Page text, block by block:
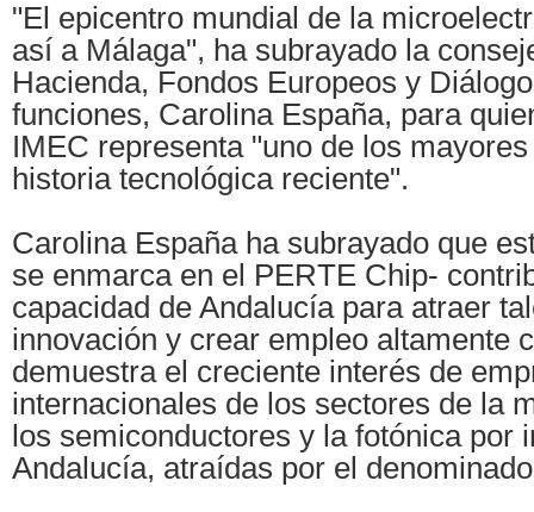
"El epicentro mundial de la
así a Málaga", ha subrayado la
Hacienda, Fondos Europeos y
funciones, Carolina España, para
IMEC representa "uno de los
historia tecnológica reciente".
Carolina España ha subrayado que
se enmarca en el PERTE Chip-
capacidad de Andalucía para atraer
innovación y crear empleo altamente
demuestra el creciente interés de
internacionales de los sectores de la
los semiconductores y la fotónica por
Andalucía, atraídas por el